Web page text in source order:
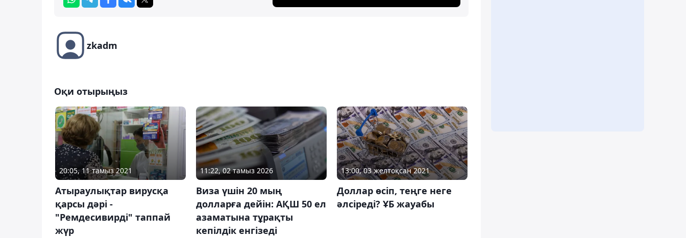
zkadm
Оқи отырыңыз
20:05, 11 тамыз 2021
Атыраулықтар вирусқа
қарсы дәрі -
"Ремдесивирді" таппай
жүр
11:22, 02 тамыз 2026
Виза үшін 20 мың
долларға дейін: АҚШ 50 ел
азаматына тұрақты
кепілдік енгізеді
13:00, 03 желтоқсан 2021
Доллар өсіп, теңге неге
әлсіреді? ҰБ жауабы